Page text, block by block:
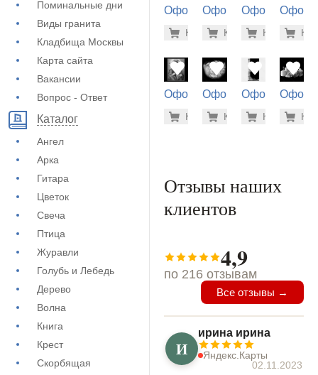
Поминальные дни
Виды гранита
Кладбища Москвы
Карта сайта
Вакансии
Вопрос - Ответ
Каталог
Ангел
Арка
Гитара
Цветок
Свеча
Птица
Журавли
Голубь и Лебедь
Дерево
Волна
Книга
Крест
Скорбящая
Оформление
(71-378)
-7% 500 руб.
Купить
Оформление
(72-776)
-7%
Купить
Оформление
(72-864)
-
Купить(71-
Оформление
(73-490)
-7% 1.900
Купить
Оформление
(73-540)
-7%
Купить
Оформление
(72-780)
-
Купить(71-
Отзывы наших
клиентов
4,9
по 216 отзывам
Все отзывы →
И
ирина ирина
Яндекс.Карты
02.11.2023